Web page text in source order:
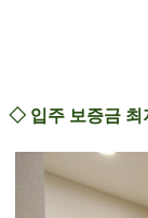
◇ 입주 보증금 최